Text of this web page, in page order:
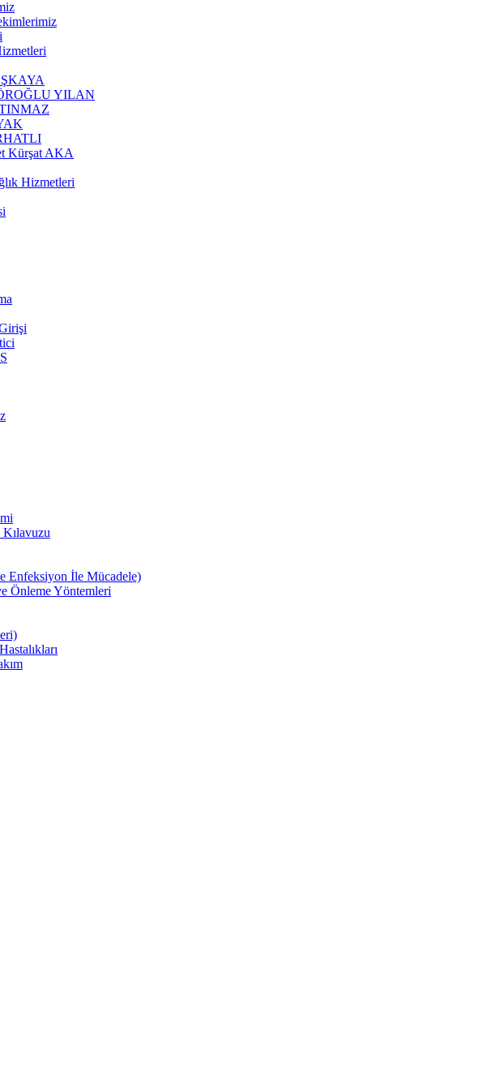
YILAN
Kürşat AKA
Hizmetleri
Enfeksiyon İle Mücadele)
Önleme Yöntemleri